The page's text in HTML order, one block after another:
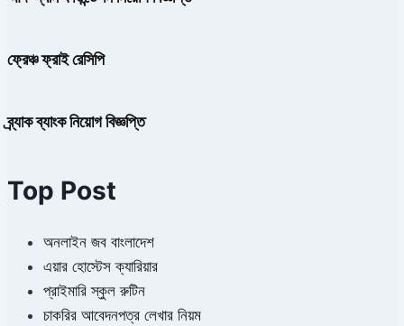
ফ্রেঞ্চ ফ্রাই রেসিপি
ব্র্যাক ব্যাংক নিয়োগ বিজ্ঞপ্তি
Top Post
অনলাইন জব বাংলাদেশ
এয়ার হোস্টেস ক্যারিয়ার
প্রাইমারি স্কুল রুটিন
চাকরির আবেদনপত্র লেখার নিয়ম